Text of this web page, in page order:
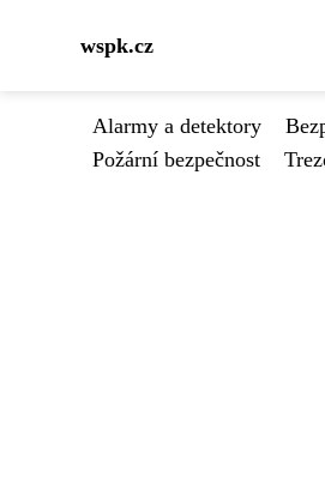
wspk.cz
Alarmy a detektory
Požární bezpečnost